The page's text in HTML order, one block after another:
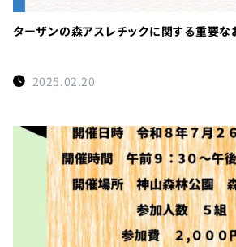
ターザンの森アスレチックに関する重要な
2025.02.20